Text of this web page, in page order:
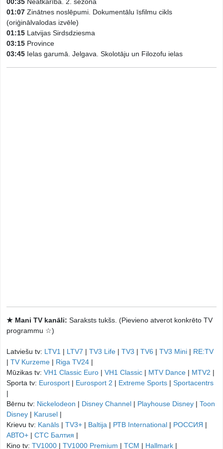
01:07 Zinātnes noslēpumi. Dokumentālu īsfilmu cikls
(oriģinālvalodas izvēle)
01:15 Latvijas Sirdsdziesma
03:15 Province
03:45 Ielas garumā. Jelgava. Skolotāju un Filozofu ielas
★ Mani TV kanāli: Saraksts tukšs. (Pievieno atverot konkrēto TV
programmu ☆)
Latviešu tv: LTV1 | LTV7 | TV3 Life | TV3 | TV6 | TV3 Mini | RE:TV
| TV Kurzeme | Riga TV24 |
Mūzikas tv: VH1 Classic Euro | VH1 Classic | MTV Dance | MTV2 |
Sporta tv: Eurosport | Eurosport 2 | Extreme Sports | Sportacentrs
|
Bērnu tv: Nickelodeon | Disney Channel | Playhouse Disney | Toon
Disney | Karusel |
Krievu tv: Kanāls | TV3+ | Baltija | РТB International | РОССИЯ |
АВТО+ | СТС Балтия |
Kino tv: TV1000 | TV1000 Premium | TCM | Hallmark |